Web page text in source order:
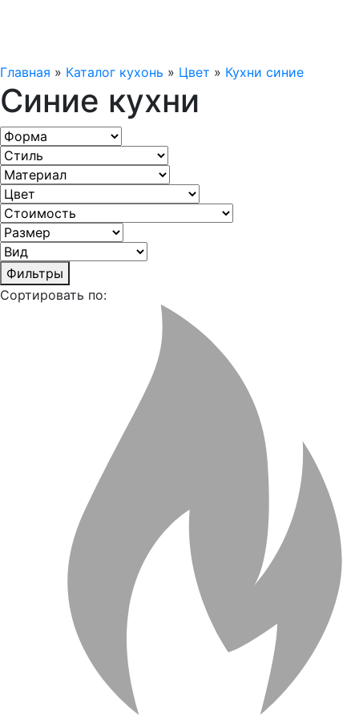
Главная » Каталог кухонь » Цвет » Кухни синие
Синие кухни
Фильтры
Сортировать по: